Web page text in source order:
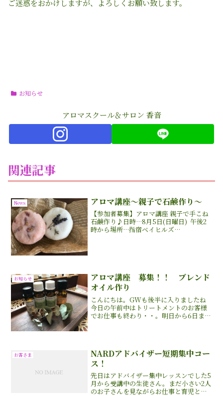
ご迷惑をおかけしますが、よろしくお願い致します。
お知らせ
アロマスクール＆サロン 香音
関連記事
News アロマ講座〜親子で石鹸作り〜
【参加者募集】アロマ講座 親子で手こね
石鹸作り♪日時…8月5日(日曜日) 午後2
時から場所…指宿ベイヒルズ
お知らせ
アロマ講座 募集！！ ブレンド
オイル作り
こんにちは。GWも後半に入りましたね
今日の午前中はトリートメントのお客様
でお仕事も終わり・・。明日から6日まで
お客さま
NARDアドバイザー短期集中コー
ス！
先日はアドバイザー集中レッスンでした5
月から受講中の生徒さん。まだ小さい2人
のお子さんを見ながらお仕事と育児と頑